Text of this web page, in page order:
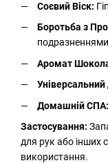
Соєвий Віск:
Боротьба з
Аромат
Домашній СПА:
Застосування:
для рук або інших
використання.